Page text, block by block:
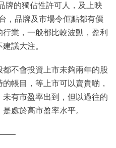
牌的獨佔性許可人，及上映
，品牌及市場令佢點都有價
業，一般都比較波動，盈利
議大注。
不會投資上市未夠兩年的股
帳目，等上市可以賣貴啲，
有市盈率出到，但以過往的
處於高市盈率水平。